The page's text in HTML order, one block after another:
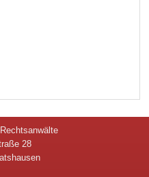
28